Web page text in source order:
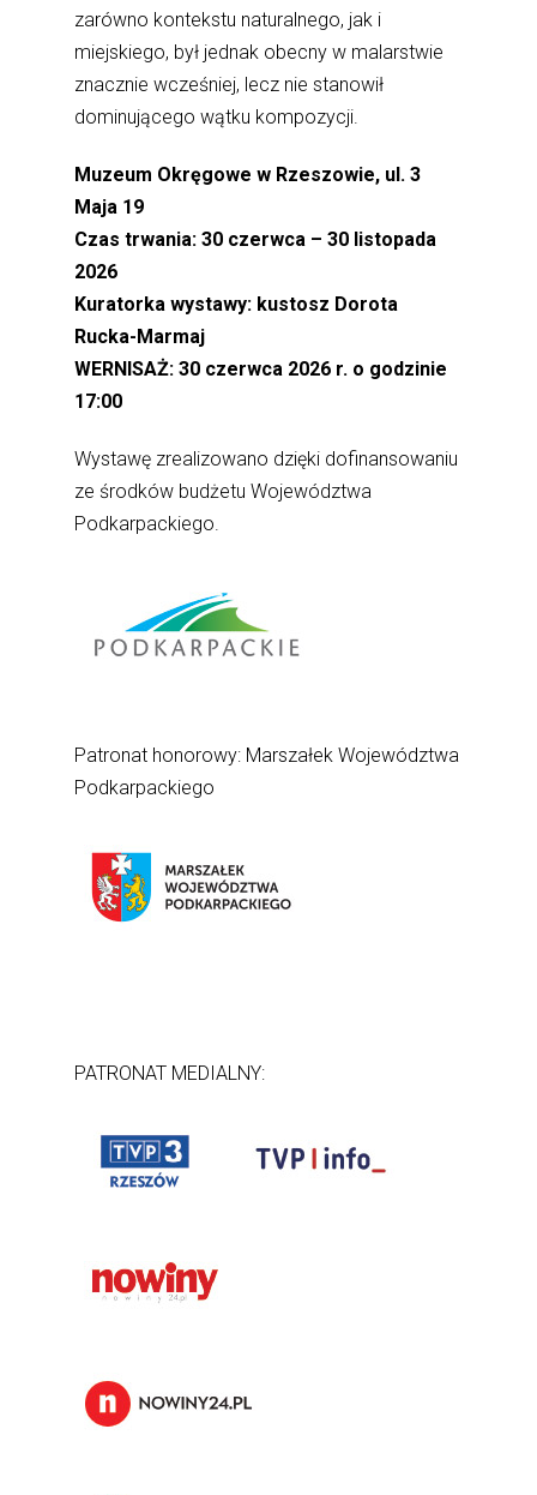
zarówno kontekstu naturalnego, jak i
miejskiego, był jednak obecny w malarstwie
znacznie wcześniej, lecz nie stanowił
dominującego wątku kompozycji.
Muzeum Okręgowe w Rzeszowie, ul. 3
Maja 19
Czas trwania: 30 czerwca – 30 listopada
2026
Kuratorka wystawy: kustosz Dorota
Rucka-Marmaj
WERNISAŻ: 30 czerwca 2026 r. o godzinie
17:00
Wystawę zrealizowano dzięki dofinansowaniu
ze środków budżetu Województwa
Podkarpackiego.
Patronat honorowy: Marszałek Województwa
Podkarpackiego
PATRONAT MEDIALNY: